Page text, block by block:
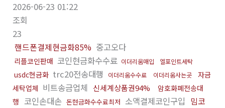
2026-06-23 01:22
조회
23
핸드폰결제현금화85% 중고오다
리플코인판매 코인현금화수수료 이더리움매입 엘포인트세탁
usdc현금화 trc20전송대행 이더리움수수료 이더리움사는곳
자금
세탁업체 비트송금업체 신세계상품권94%
암호화폐전송대
행 코인손대손 돈현금화수수료최저 소액결제코인구입 밈코